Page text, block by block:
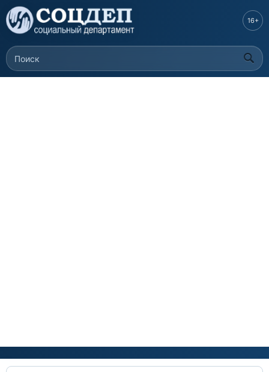
Перейти к
основному
содержанию
Форма поиска
Поиск
16+